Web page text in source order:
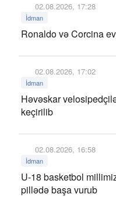
02.08.2026, 17:28
İdman
Ronaldo və Corcina
02.08.2026, 17:02
İdman
Həvəskar
keçirilib
02.08.2026, 16:58
İdman
U-18 basketbol
pillədə başa vurub